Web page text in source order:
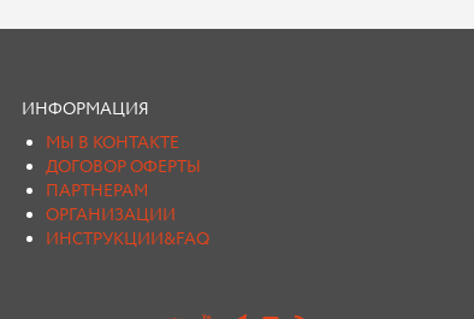
ИНФОРМАЦИЯ
МЫ В КОНТАКТЕ
ДОГОВОР ОФЕРТЫ
ПАРТНЕРАМ
ОРГАНИЗАЦИИ
ИНСТРУКЦИИ&FAQ